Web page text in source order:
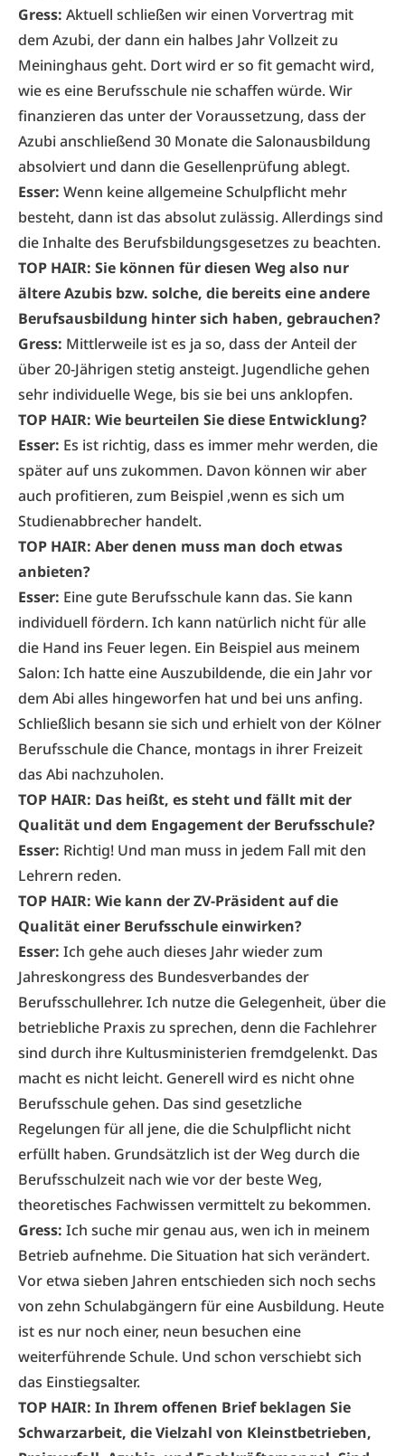
Gress: Aktuell schließen wir einen Vorvertrag mit
dem Azubi, der dann ein halbes Jahr Vollzeit zu
Meininghaus geht. Dort wird er so fit gemacht wird,
wie es eine Berufsschule nie schaffen würde. Wir
finanzieren das unter der Voraussetzung, dass der
Azubi anschließend 30 Monate die Salonausbildung
absolviert und dann die Gesellenprüfung ablegt.
Esser: Wenn keine allgemeine Schulpflicht mehr
besteht, dann ist das absolut zulässig. Allerdings sind
die Inhalte des Berufsbildungsgesetzes zu beachten.
TOP HAIR: Sie können für diesen Weg also nur
ältere Azubis bzw. solche, die bereits eine andere
Berufsausbildung hinter sich haben, gebrauchen?
Gress: Mittlerweile ist es ja so, dass der Anteil der
über 20-Jährigen stetig ansteigt. Jugendliche gehen
sehr individuelle Wege, bis sie bei uns anklopfen.
TOP HAIR: Wie beurteilen Sie diese Entwicklung?
Esser: Es ist richtig, dass es immer mehr werden, die
später auf uns zukommen. Davon können wir aber
auch profitieren, zum Beispiel ,wenn es sich um
Studienabbrecher handelt.
TOP HAIR: Aber denen muss man doch etwas
anbieten?
Esser: Eine gute Berufsschule kann das. Sie kann
individuell fördern. Ich kann natürlich nicht für alle
die Hand ins Feuer legen. Ein Beispiel aus meinem
Salon: Ich hatte eine Auszubildende, die ein Jahr vor
dem Abi alles hingeworfen hat und bei uns anfing.
Schließlich besann sie sich und erhielt von der Kölner
Berufsschule die Chance, montags in ihrer Freizeit
das Abi nachzuholen.
TOP HAIR: Das heißt, es steht und fällt mit der
Qualität und dem Engagement der Berufsschule?
Esser: Richtig! Und man muss in jedem Fall mit den
Lehrern reden.
TOP HAIR: Wie kann der ZV-Präsident auf die
Qualität einer Berufsschule einwirken?
Esser: Ich gehe auch dieses Jahr wieder zum
Jahreskongress des Bundesverbandes der
Berufsschullehrer. Ich nutze die Gelegenheit, über die
betriebliche Praxis zu sprechen, denn die Fachlehrer
sind durch ihre Kultusministerien fremdgelenkt. Das
macht es nicht leicht. Generell wird es nicht ohne
Berufsschule gehen. Das sind gesetzliche
Regelungen für all jene, die die Schulpflicht nicht
erfüllt haben. Grundsätzlich ist der Weg durch die
Berufsschulzeit nach wie vor der beste Weg,
theoretisches Fachwissen vermittelt zu bekommen.
Gress: Ich suche mir genau aus, wen ich in meinem
Betrieb aufnehme. Die Situation hat sich verändert.
Vor etwa sieben Jahren entschieden sich noch sechs
von zehn Schulabgängern für eine Ausbildung. Heute
ist es nur noch einer, neun besuchen eine
weiterführende Schule. Und schon verschiebt sich
das Einstiegsalter.
TOP HAIR: In Ihrem offenen Brief beklagen Sie
Schwarzarbeit, die Vielzahl von Kleinstbetrieben,